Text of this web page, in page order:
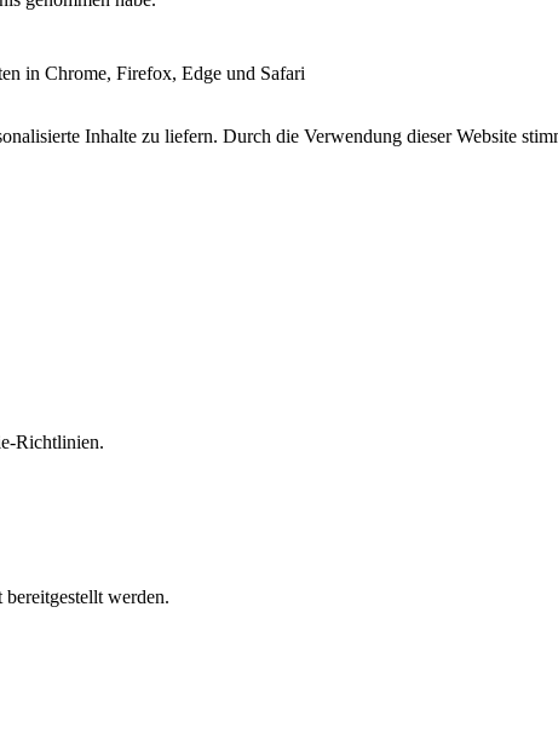
in Chrome, Firefox, Edge und Safari
Inhalte zu liefern. Durch die Verwendung dieser Website
Richtlinien.
werden.